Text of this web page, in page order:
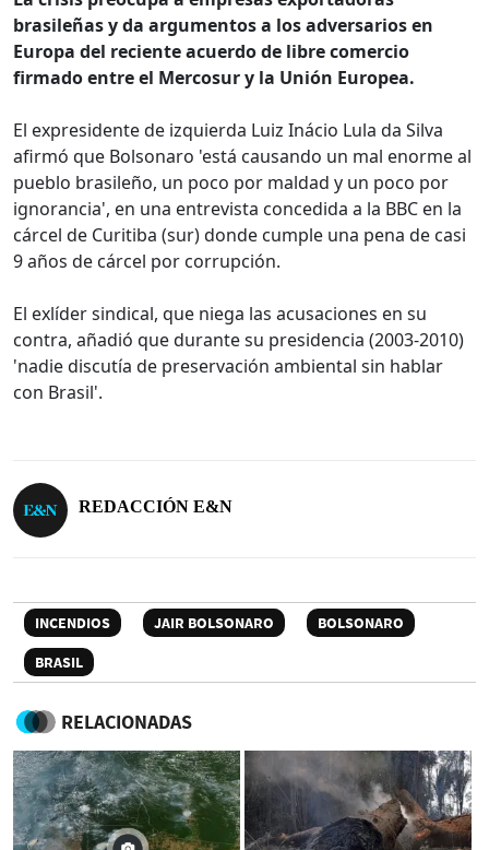
brasileñas y da argumentos a los adversarios en
Europa del reciente acuerdo de libre comercio
firmado entre el Mercosur y la Unión Europea.
El expresidente de izquierda Luiz Inácio Lula da Silva
afirmó que Bolsonaro 'está causando un mal enorme al
pueblo brasileño, un poco por maldad y un poco por
ignorancia', en una entrevista concedida a la BBC en la
cárcel de Curitiba (sur) donde cumple una pena de casi
9 años de cárcel por corrupción.
El exlíder sindical, que niega las acusaciones en su
contra, añadió que durante su presidencia (2003-2010)
'nadie discutía de preservación ambiental sin hablar
con Brasil'.
REDACCIÓN E&N
INCENDIOS JAIR BOLSONARO
BOLSONARO
BRASIL
RELACIONADAS